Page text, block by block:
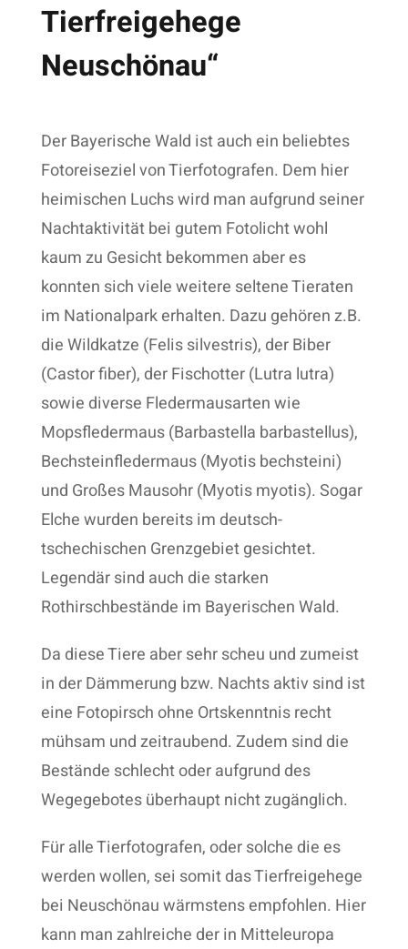
Tierfreigehege
Neuschönau“
Der Bayerische Wald ist auch ein beliebtes
Fotoreiseziel von Tierfotografen. Dem hier
heimischen Luchs wird man aufgrund seiner
Nachtaktivität bei gutem Fotolicht wohl
kaum zu Gesicht bekommen aber es
konnten sich viele weitere seltene Tieraten
im Nationalpark erhalten. Dazu gehören z.B.
die Wildkatze (Felis silvestris), der Biber
(Castor fiber), der Fischotter (Lutra lutra)
sowie diverse Fledermausarten wie
Mopsfledermaus (Barbastella barbastellus),
Bechsteinfledermaus (Myotis bechsteini)
und Großes Mausohr (Myotis myotis). Sogar
Elche wurden bereits im deutsch-
tschechischen Grenzgebiet gesichtet.
Legendär sind auch die starken
Rothirschbestände im Bayerischen Wald.
Da diese Tiere aber sehr scheu und zumeist
in der Dämmerung bzw. Nachts aktiv sind ist
eine Fotopirsch ohne Ortskenntnis recht
mühsam und zeitraubend. Zudem sind die
Bestände schlecht oder aufgrund des
Wegegebotes überhaupt nicht zugänglich.
Für alle Tierfotografen, oder solche die es
werden wollen, sei somit das Tierfreigehege
bei Neuschönau wärmstens empfohlen. Hier
kann man zahlreiche der in Mitteleuropa